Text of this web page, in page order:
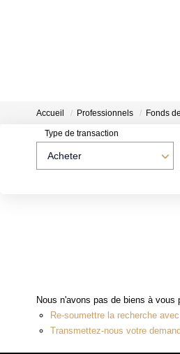
Accueil Professionnels Fonds
Acheter
Type de transaction
Nous n'avons pas de biens à
Re-soumettre la recherche
Transmettez-nous votre